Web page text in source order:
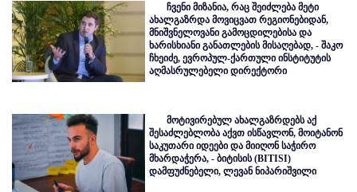
ჩვენი მიზანია, რაც შეიძლება მეტი
ახალგაზრდა მოვიცვათ რეგიონებიდან,
მნიშვნელოვანი გამოცდილებისა და
ხარისხიანი განათლების მისაღებად, - შაკო
ჩხეიძე, ევროპულ-ქართული ინსტიტუტის
აღმასრულებელი დირექტორი
მოტივირებულ ახალგაზრდებს აქ
შესაძლებლობა აქვთ ისწავლონ, მოიტანონ
საკუთარი იდეები და მიიღონ საჭირო
მხარდაჭერა, - ბიტისის (BITISI)
დამფუძნებელი, ლევან ნიპარიშვილი